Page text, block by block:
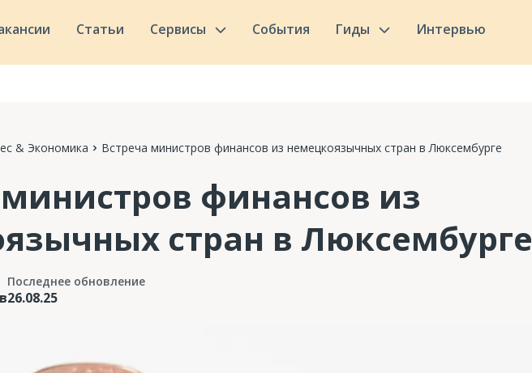
Статьи Сервисы События Гиды Интервью
& Экономика Встреча министров финансов из немецкоязычных стран в Люксембурге
финансов из
стран в Люксембурге
Последнее обновление
26.08.25